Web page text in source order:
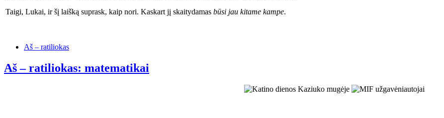
Taigi, Lukai, ir šį laišką suprask, kaip nori. Kaskart jį skaitydamas būsi jau kitame kampe.
Aš – ratiliokas
Aš – ratiliokas: matematikai